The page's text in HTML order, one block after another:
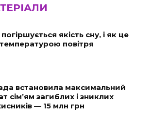
якість сну, і як це
температурою повітря
встановила максимальний
сім’ям загиблих і зниклих
— 15 млн грн